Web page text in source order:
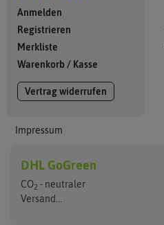
Anmelden
Registrieren
Merkliste
Warenkorb / Kasse
Vertrag widerrufen
Impressum
DHL GoGreen
CO2 - neutraler
Versand...